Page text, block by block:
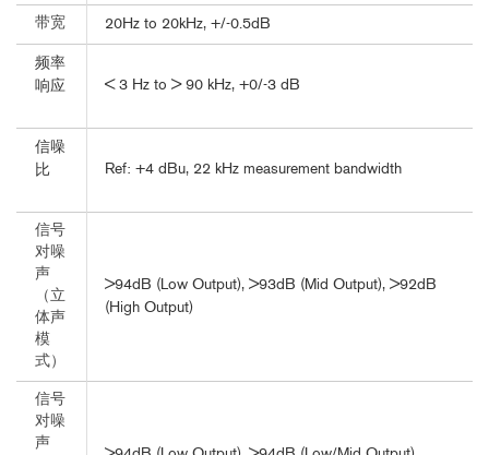
带宽 20Hz to 20kHz, +/-0.5dB
频率
响应
< 3 Hz to > 90 kHz, +0/-3 dB
信噪
比
Ref: +4 dBu, 22 kHz measurement bandwidth
信号
对噪
声
（立
体声
模
式）
>94dB (Low Output), >93dB (Mid Output), >92dB
(High Output)
信号
对噪
声